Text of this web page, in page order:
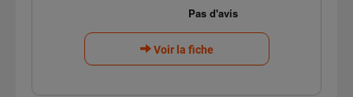
Voir la fiche